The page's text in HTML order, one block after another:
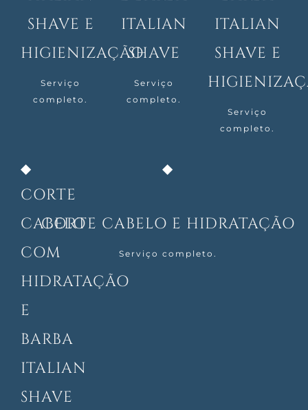
SHAVE E
HIGIENIZAÇÃO
Serviço
completo.
ITALIAN
SHAVE
Serviço
completo.
ITALIAN
SHAVE E
Serviço
completo.
CORTE
CABELO
COM
HIDRATAÇÃO
E
BARBA
ITALIAN
SHAVE
CORTE CABELO E HIDRATAÇÃO
Serviço completo.